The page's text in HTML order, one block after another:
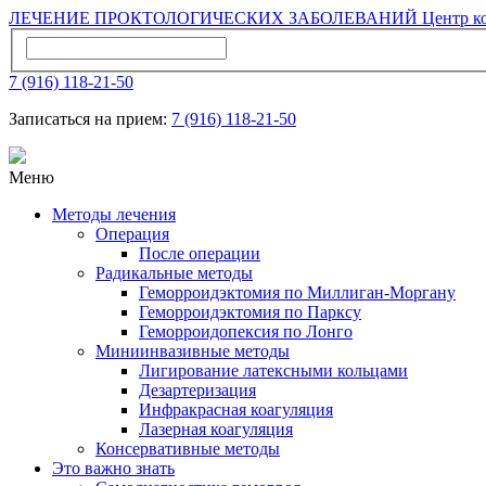
ЛЕЧЕНИЕ ПРОКТОЛОГИЧЕСКИХ ЗАБОЛЕВАНИЙ Центр
7 (916) 118-21-50
Записаться на прием: 7 (916) 118-21-50
Меню
Методы лечения
Операция
После операции
Радикальные методы
Геморроидэктомия по Миллиган-Моргану
Геморроидэктомия по Парксу
Геморроидопексия по Лонгo
Миниинвазивные методы
Лигирование латексными кольцами
Дезартеризация
Инфракрасная коагуляция
Лазерная коагуляция
Консервативные методы
Это важно знать